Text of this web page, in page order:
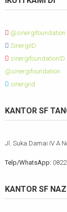
@sinergifoundation
SinergiID
sinergifoundationID
@sinergifoundation
sinergiid
KANTOR SF
Jl. Suka Damai IV A
Telp/WhatsApp:
KANTOR SF